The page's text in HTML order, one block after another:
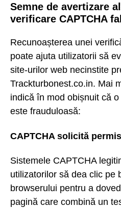
Semne de avertizare
verificare CAPTCHA
Recunoașterea unei
poate ajuta utilizatorii să
site-urilor web necinstite
Trackturbonest.co.in. Mai
indică în mod obișnuit că
este frauduloasă:
CAPTCHA solicită
Sistemele CAPTCHA
utilizatorilor să dea clic pe
browserului pentru a
pagină care combină un